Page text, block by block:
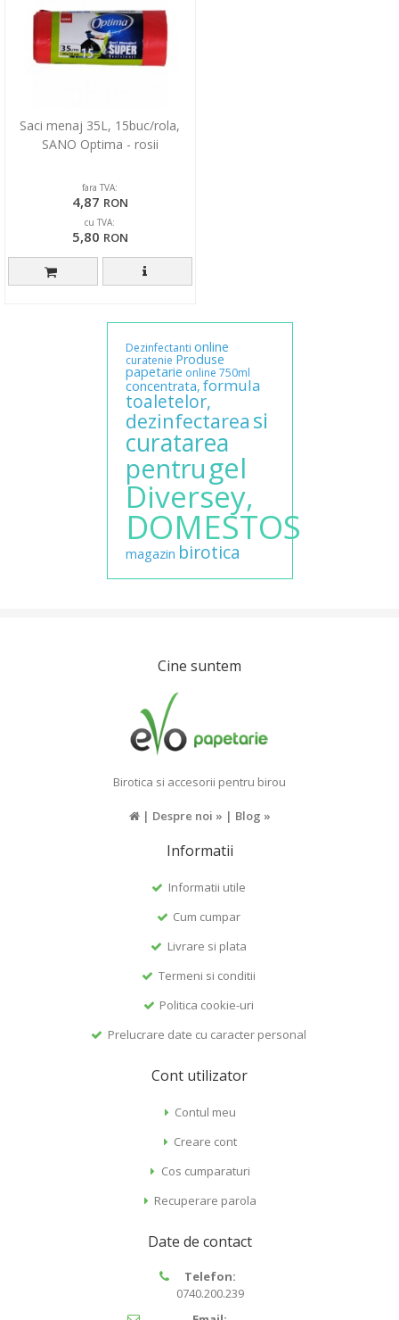
Saci menaj 35L, 15buc/rola,
SANO Optima - rosii
fara TVA:
4,87 RON
cu TVA:
5,80 RON
Dezinfectanti online
curatenie Produse
papetarie online 750ml
concentrata, formula
toaletelor,
dezinfectarea si
curatarea
pentrugel
Diversey,
DOMESTOS
magazin birotica
Cine suntem
Birotica si accesorii pentru birou
| Despre noi » | Blog »
Informatii
Informatii utile
Cum cumpar
Livrare si plata
Termeni si conditii
Politica cookie-uri
Prelucrare date cu caracter personal
Cont utilizator
Contul meu
Creare cont
Cos cumparaturi
Recuperare parola
Date de contact
Telefon:
0740.200.239